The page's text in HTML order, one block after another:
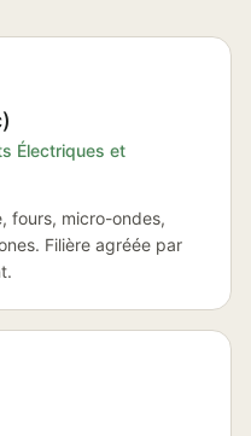
Électriques et
fours, micro-ondes,
Filière agréée par